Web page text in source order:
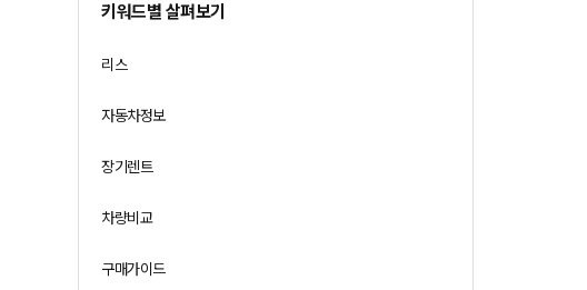
키워드별 살펴보기
리스
자동차정보
장기렌트
차량비교
구매가이드